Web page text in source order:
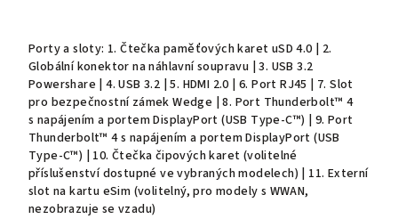
Porty a sloty: 1. Čtečka paměťových karet uSD 4.0 | 2.
Globální konektor na náhlavní soupravu | 3. USB 3.2
Powershare | 4. USB 3.2 | 5. HDMI 2.0 | 6. Port RJ45 | 7. Slot
pro bezpečnostní zámek Wedge | 8. Port Thunderbolt™ 4
s napájením a portem DisplayPort (USB Type-C™) | 9. Port
Thunderbolt™ 4 s napájením a portem DisplayPort (USB
Type-C™) | 10. Čtečka čipových karet (volitelné
příslušenství dostupné ve vybraných modelech) | 11. Externí
slot na kartu eSim (volitelný, pro modely s WWAN,
nezobrazuje se vzadu)